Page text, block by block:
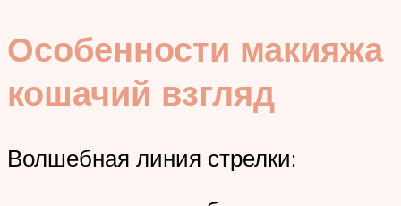
Особенности макияжа
кошачий взгляд
Волшебная линия стрелки: